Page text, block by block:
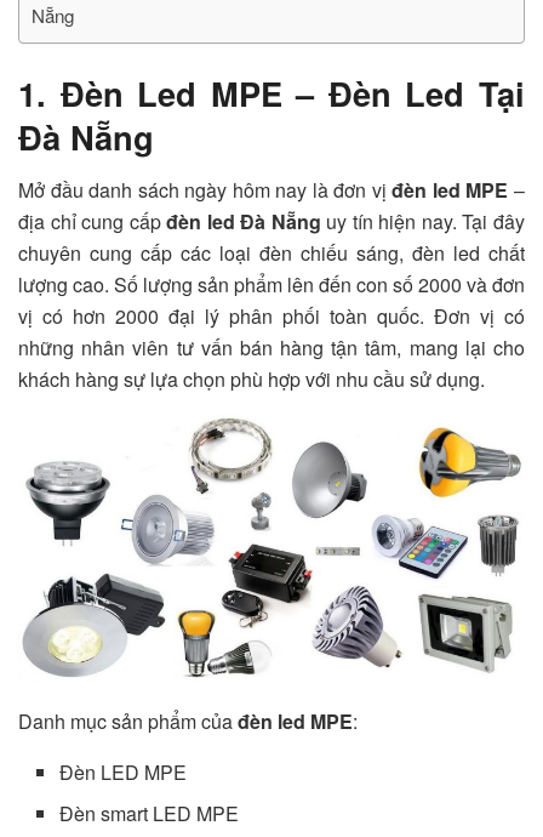
Nẵng
1. Đèn Led MPE – Đèn Led Tại
Đà Nẵng
Mở đầu danh sách ngày hôm nay là đơn vịđèn led MPE –
địa chỉ cung cấpđèn led Đà Nẵng uy tín hiện nay. Tại đây
chuyên cung cấp các loại đèn chiếu sáng, đèn led chất
lượng cao. Số lượng sản phẩm lên đến con số 2000 và đơn
vị có hơn 2000 đại lý phân phối toàn quốc. Đơn vị có
những nhân viên tư vấn bán hàng tận tâm, mang lại cho
khách hàng sự lựa chọn phù hợp với nhu cầu sử dụng.
Danh mục sản phẩm củađèn led MPE:
Đèn LED MPE
Đèn smart LED MPE